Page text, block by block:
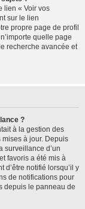
lien « Voir vos
sur le lien
propre page de profil
quelle page
recherche avancée et
?
à la gestion des
mises à jour. Depuis
surveillance d’un
favoris a été mis à
notifié lorsqu’il y
de notifications pour
depuis le panneau de